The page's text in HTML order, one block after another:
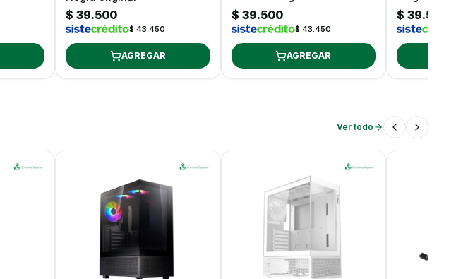
$ 39.500
$ 43.450
AGREGAR
$ 39.500
$ 43.450
AGREGAR
$ 39.500
Ver todo